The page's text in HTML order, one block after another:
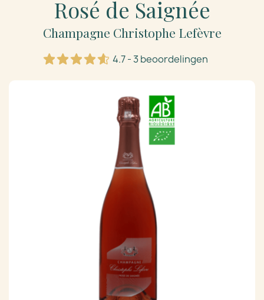
Rosé de Saignée
Champagne Christophe Lefèvre
4.7 - 3 beoordelingen